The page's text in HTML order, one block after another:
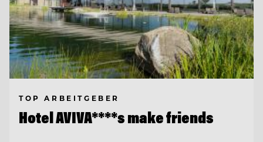
TOP ARBEITGEBER
Hotel AVIVA****s make friends